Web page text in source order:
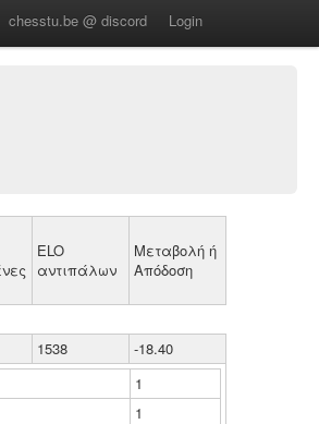
chesstu.be @ discord Login
ELO
αντιπάλων
Μεταβολή ή
Απόδοση
1538
-18.40
1
1